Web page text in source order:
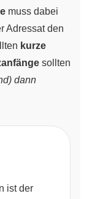
muss dabei
Adressat den
kurze
sollten
dann
ist der